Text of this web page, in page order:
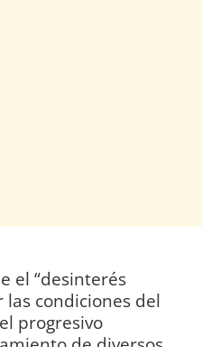
el “desinterés
condiciones del
progresivo